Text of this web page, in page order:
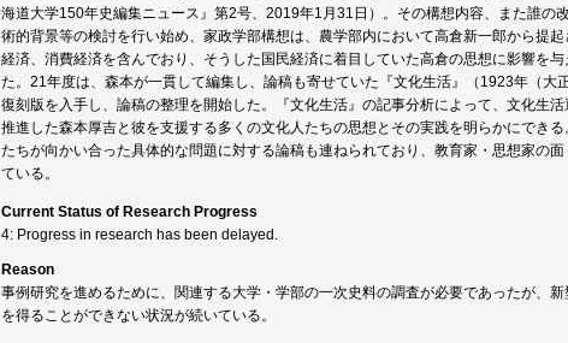
海道大学150年史編集ニュース』第2号、2019年1月31日）。その構想内容、また誰の
術的背景等の検討を行い始め、家政学部構想は、農学部内において高倉新一郎から提
経済、消費経済を含んでおり、そうした国民経済に着目していた高倉の思想に影響を
た。21年度は、森本が一貫して編集し、論稿も寄せていた『文化生活』（1923年（
復刻版を入手し、論稿の整理を開始した。『文化生活』の記事分析によって、文化生
推進した森本厚吉と彼を支援する多くの文化人たちの思想とその実践を明らかにでき
たちが向かい合った具体的な問題に対する論稿も連ねられており、教育家・思想家の
ている。
Current Status of Research Progress
4: Progress in research has been delayed.
Reason
事例研究を進めるために、関連する大学・学部の一次史料の調査が必要であったが、
を得ることができない状況が続いている。